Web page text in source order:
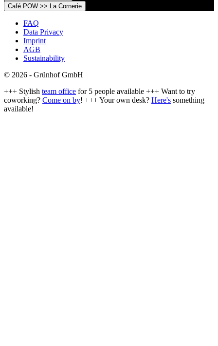
Café POW >> La Cornerie
FAQ
Data Privacy
Imprint
AGB
Sustainability
© 2026 - Grünhof GmbH
+++ Stylish team office for 5 people available +++ Want to try
coworking? Come on by! +++ Your own desk? Here's something
available!